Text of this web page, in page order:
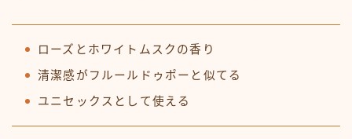
ローズとホワイトムスクの香り
清潔感がフルールドゥポーと似てる
ユニセックスとして使える